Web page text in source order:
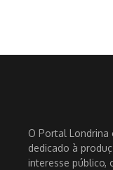
O Portal Londrina
dedicado à
interesse público,